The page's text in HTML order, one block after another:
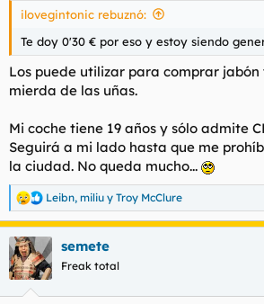
ilovegintonic rebuznó:
Te doy 0'30 € por eso y estoy siendo
Los puede utilizar para comprar
mierda de las uñas.
Mi coche tiene 19 años y sólo admite
Seguirá a mi lado hasta que me
la ciudad. No queda mucho...
R
e
a
c
c
i
Leibn, miliu y Troy McClure
semete
Freak total